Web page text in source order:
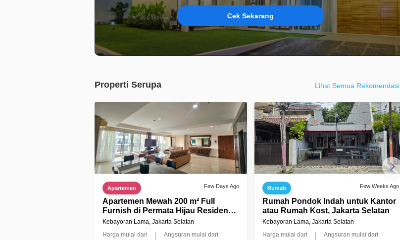
Cek Sekarang
Properti Serupa Lihat Semua Rekomendasi
Apartemen Few Days Ago
Apartemen Mewah 200 m² Full
Furnish di Permata Hijau Residence
| 4+1 KT | SHM | Rp4,5 M Nego
Kebayoran Lama, Jakarta Selatan
Harga mulai dari
Angsuran mulai dari
Rumah Few Weeks Ago
Rumah Pondok Indah untuk Kantor
atau Rumah Kost, Jakarta Selatan
Kebayoran Lama, Jakarta Selatan
Harga mulai dari
Angsuran mulai dari